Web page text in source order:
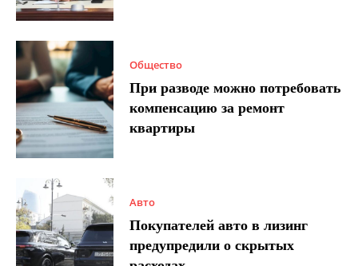
Общество
При разводе можно потребовать
компенсацию за ремонт
квартиры
Авто
Покупателей авто в лизинг
предупредили о скрытых